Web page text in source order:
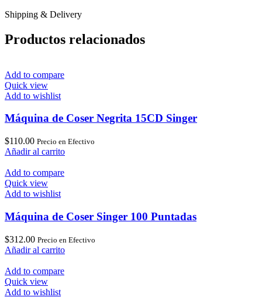
Shipping & Delivery
Productos relacionados
Add to compare
Quick view
Add to wishlist
Máquina de Coser Negrita 15CD Singer
$110.00 Precio en Efectivo
Añadir al carrito
Add to compare
Quick view
Add to wishlist
Máquina de Coser Singer 100 Puntadas
$312.00 Precio en Efectivo
Añadir al carrito
Add to compare
Quick view
Add to wishlist